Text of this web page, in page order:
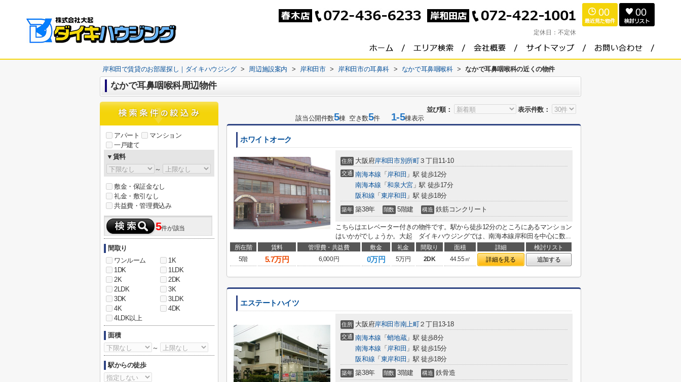
定休日： 不定休
00 00
岸和田で賃貸のお部屋探し｜ダイキハウジング > 周辺施設案内 > 岸和田市 > 岸和田市の耳鼻科 > なかで耳鼻咽喉科 > なかで耳鼻咽喉科の近くの物件
なかで耳鼻咽喉科周辺物件
並び順：
表示件数：
該当公開件数5棟 空き数5件 1-5棟表示
ホワイトオーク
住所 大阪府岸和田市別所町３丁目11-10
交通 南海本線 「 岸和田 」駅 徒歩12分
南海本線 「和泉大宮」駅 徒歩17分
阪和線 「 東岸和田 」駅 徒歩18分
築年 築38年 階数 5階建 構造 鉄筋コンクリート
こちらはエレベーター付きの物件です。駅から徒歩12分のところにあるマンション
はいかがでしょうか。大起 ダイキハウジングでは、南海本線岸和田を中心に数...
所在階 賃料 管理費・共益費 敷金 礼金 間取り 面積 詳細
検討リスト
5階
5.7万円 6,000円 0万円 5万円 2DK 44.55㎡ 詳細を見る 追加する
エステートハイツ
住所 大阪府岸和田市南上町２丁目13-18
交通 南海本線 「蛸地蔵」駅 徒歩8分
南海本線 「 岸和田 」駅 徒歩15分
阪和線 「 東岸和田 」駅 徒歩18分
築年 築38年 階数 3階建 構造 鉄骨造
アパート
マンション
一戸建て
▼賃料
～
敷金・保証金なし
礼金・敷引なし
共益費・管理費込み
5件が該当
間取り
ワンルーム
1K
1DK
1LDK
2K
2DK
2LDK
3K
3DK
3LDK
4K
4DK
4LDK以上
面積
～
駅からの徒歩